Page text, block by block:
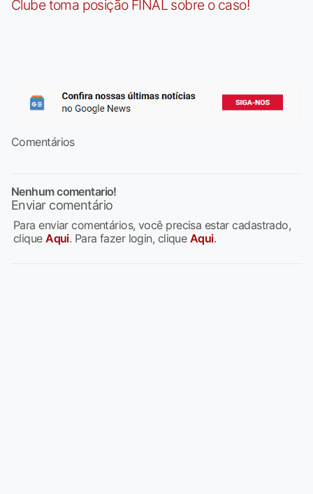
Clube toma posição FINAL sobre o caso!
Comentários
Nenhum comentario!
Enviar comentário
Para enviar comentários, você precisa estar cadastrado,
cliqueAqui. Para fazer login, clique Aqui.